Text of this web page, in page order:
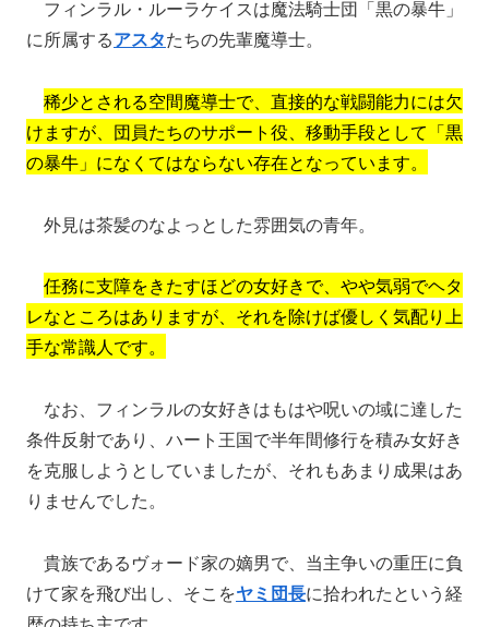
フィンラル・ルーラケイスは魔法騎士団「黒の暴牛」
に所属するアスタたちの先輩魔導士。
稀少とされる空間魔導士で、直接的な戦闘能力には欠
けますが、団員たちのサポート役、移動手段として「黒
の暴牛」になくてはならない存在となっています。
外見は茶髪のなよっとした雰囲気の青年。
任務に支障をきたすほどの女好きで、やや気弱でヘタ
レなところはありますが、それを除けば優しく気配り上
手な常識人です。
なお、フィンラルの女好きはもはや呪いの域に達した
条件反射であり、ハート王国で半年間修行を積み女好き
を克服しようとしていましたが、それもあまり成果はあ
りませんでした。
貴族であるヴォード家の嫡男で、当主争いの重圧に負
けて家を飛び出し、そこをヤミ団長に拾われたという経